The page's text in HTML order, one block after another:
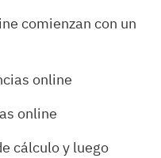
comienzan con un
online
online
cálculo y luego